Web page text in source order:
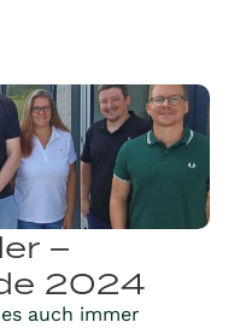
–
2024
auch immer